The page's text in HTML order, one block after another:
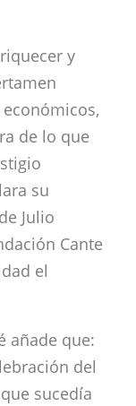
y
de lo que
su
Julio
Cante
el
añade que:
del
sucedía